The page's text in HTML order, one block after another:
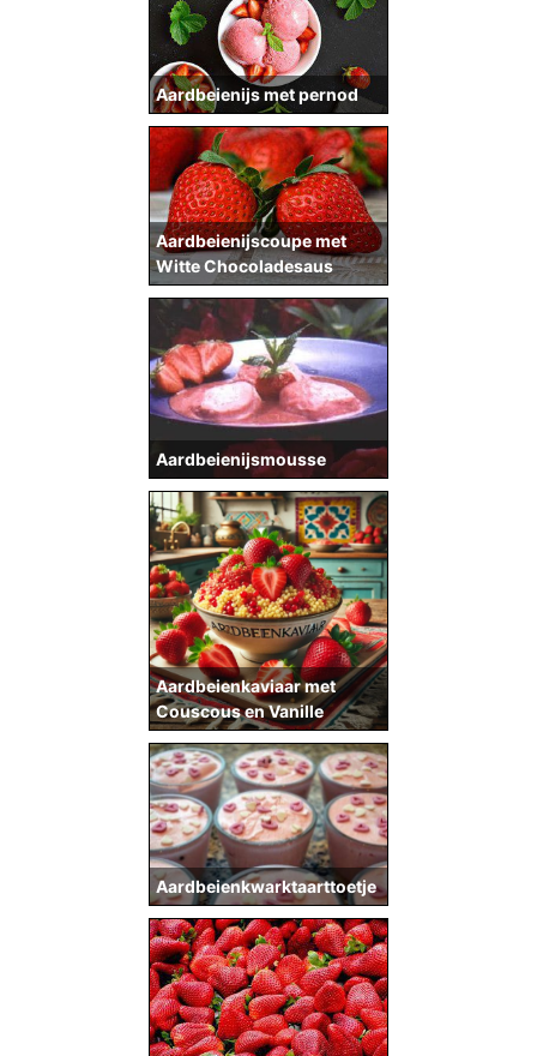
Aardbeienijs met pernod
Aardbeienijscoupe met
Witte Chocoladesaus
Aardbeienijsmousse
Aardbeienkaviaar met
Couscous en Vanille
Aardbeienkwarktaarttoetje